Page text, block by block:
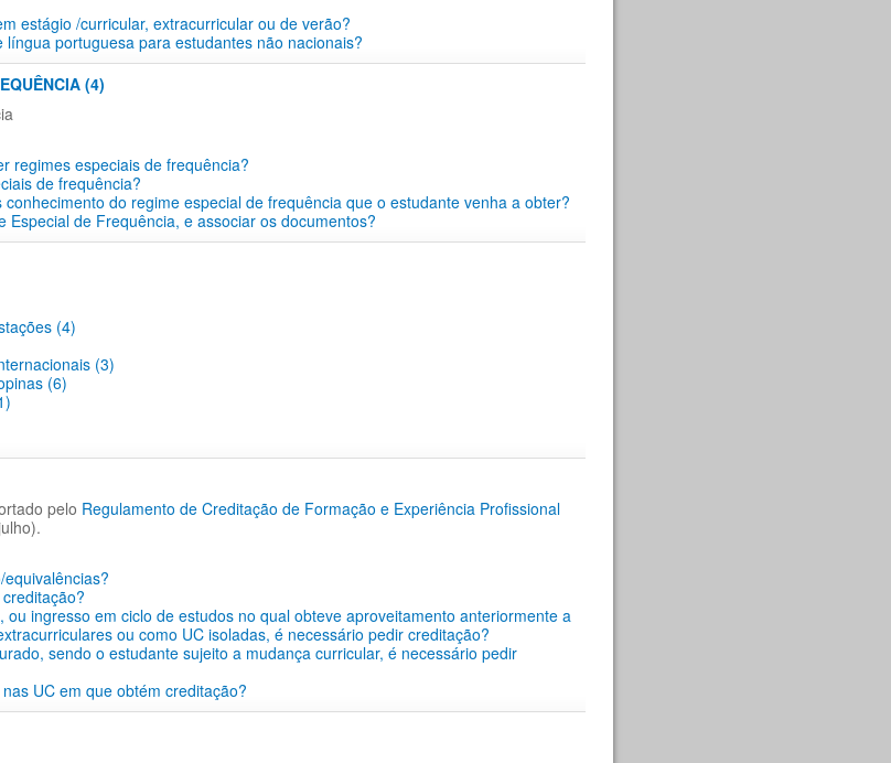
estágio /curricular, extracurricular ou de verão?
portuguesa para estudantes não nacionais?
(4)
regimes especiais de frequência?
de frequência?
do regime especial de frequência que o estudante venha a obter?
Especial de Frequência, e associar os documentos?
(4)
(3)
(6)
pelo Regulamento de Creditação de Formação e Experiência Profissional
ou ingresso em ciclo de estudos no qual obteve aproveitamento anteriormente a
ou como UC isoladas, é necessário pedir creditação?
sendo o estudante sujeito a mudança curricular, é necessário pedir
UC em que obtém creditação?